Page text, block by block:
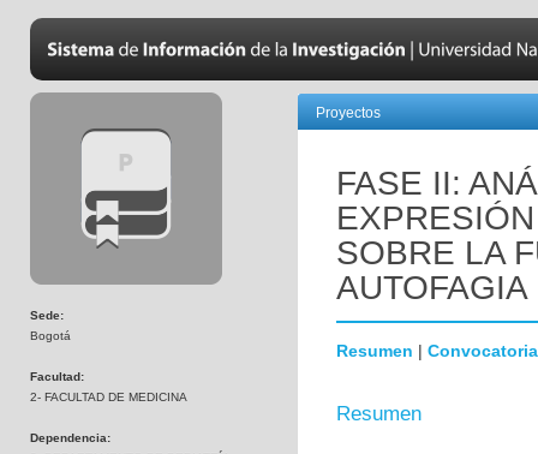
Sede:
Bogotá
Facultad:
2- FACULTAD DE MEDICINA
Dependencia:
Proyectos
FASE II:
SOBRE LA
Resumen | Convocatoria
Resumen